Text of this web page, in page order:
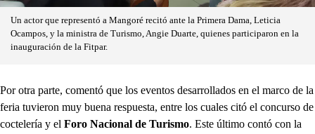
Un actor que representó a Mangoré recitó ante la Primera Dama, Leticia
Ocampos, y la ministra de Turismo, Angie Duarte, quienes participaron en la
inauguración de la Fitpar.
Por otra parte, comentó que los eventos desarrollados en el marco de la
feria tuvieron muy buena respuesta, entre los cuales citó el concurso de
coctelería y el Foro Nacional de Turismo. Este último contó con la